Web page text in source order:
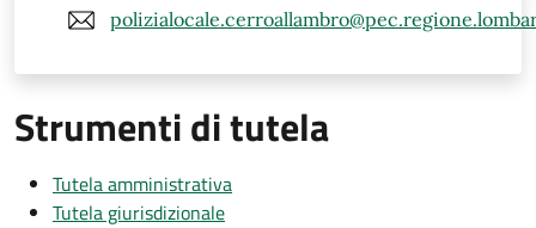
Strumenti di tutela
Tutela amministrativa
Tutela giurisdizionale